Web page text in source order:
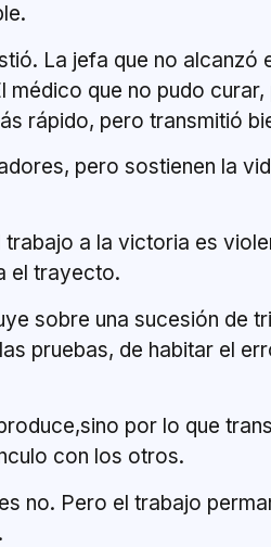
La jefa que no alcanzó
médico que no pudo curar,
rápido, pero transmitió
pero sostienen la
a la victoria es
el trayecto.
sobre una sucesión de
pruebas, de habitar el
por lo que
con los otros.
no. Pero el trabajo